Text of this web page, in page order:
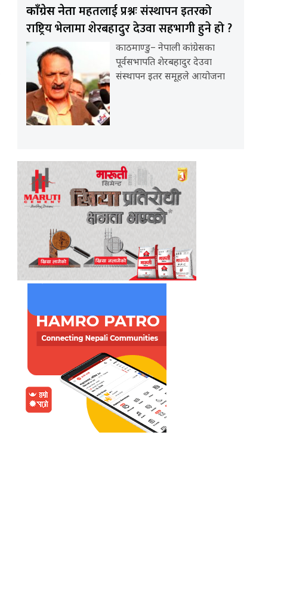
काँग्रेस नेतामहतलाई प्रश्नः संस्थापन इतरको
राष्ट्रिय भेलामा शेरबहादुर देउवा सहभागी हुने हो ?
काठमाण्डु– नेपाली कांग्रेसका
पूर्वसभापति शेरबहादुर देउवा
संस्थापन इतर समूहले आयोजना